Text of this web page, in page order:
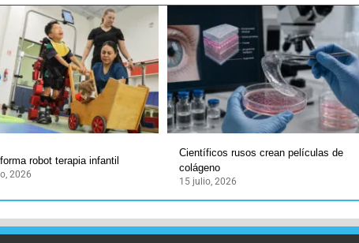
robot terapia infantil
2026
Científicos rusos crean películas de
colágeno
15 julio, 2026